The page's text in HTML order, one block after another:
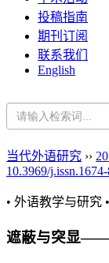
投稿指南
期刊订阅
联系我们
English
当代外语研究 ››
10.3969/
• 外语教学与研究 •
遮蔽与突显——